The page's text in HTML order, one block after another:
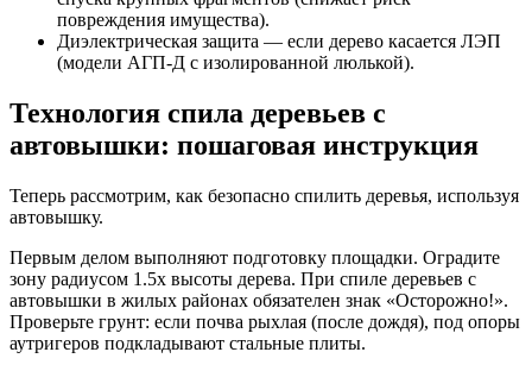
повреждения имущества).
Диэлектрическая защита — если дерево касается ЛЭП
(модели АГП-Д с изолированной люлькой).
Технология спила деревьев с
автовышки: пошаговая инструкция
Теперь рассмотрим, как безопасно спилить деревья, используя
автовышку.
Первым делом выполняют подготовку площадки. Оградите
зону радиусом 1.5x высоты дерева. При спиле деревьев с
автовышки в жилых районах обязателен знак «Осторожно!».
Проверьте грунт: если почва рыхлая (после дождя), под опоры
аутригеров подкладывают стальные плиты.